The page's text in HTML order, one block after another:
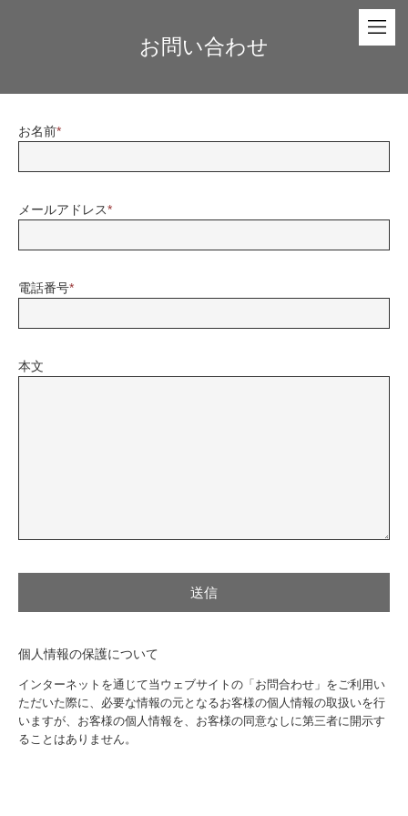
お問い合わせ
お名前*
メールアドレス*
電話番号*
本文
個人情報の保護について
インターネットを通じて当ウェブサイトの「お問合わせ」をご利用い
ただいた際に、必要な情報の元となるお客様の個人情報の取扱いを行
いますが、お客様の個人情報を、お客様の同意なしに第三者に開示す
ることはありません。